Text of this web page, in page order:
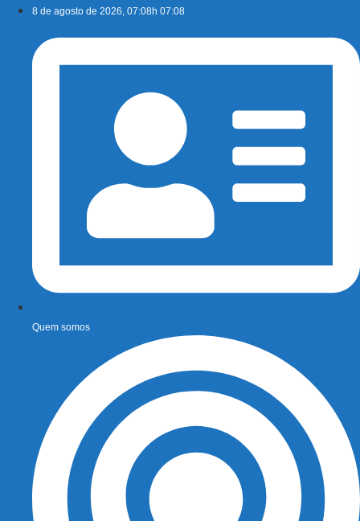
conteúdo
8 de agosto de 2026, 07:08h 07:08
Quem somos